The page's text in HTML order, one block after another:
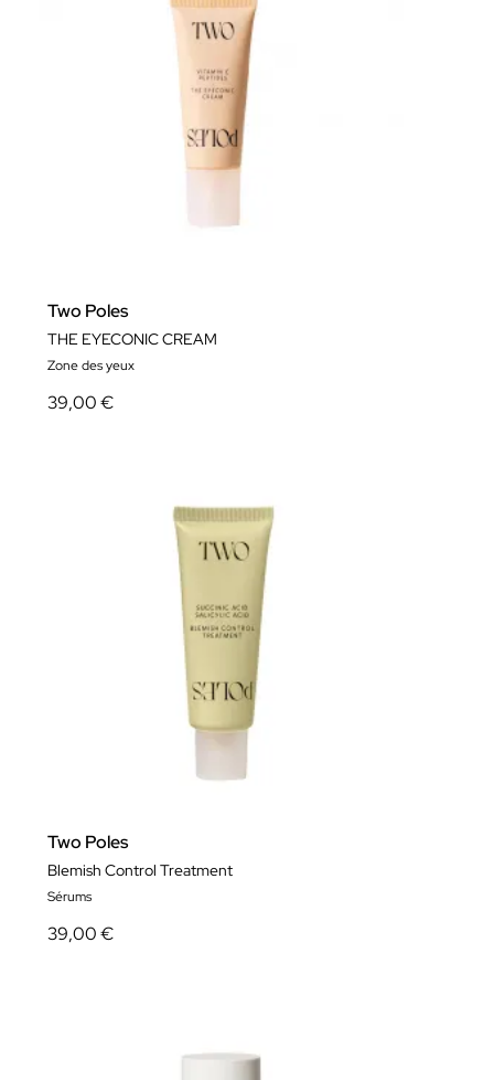
Two Poles
THE EYECONIC CREAM
Zone des yeux
39,00 €
Two Poles
Blemish Control Treatment
Sérums
39,00 €